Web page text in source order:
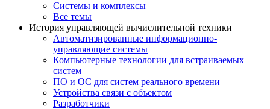
Системы и комплексы
Все темы
История управляющей вычислительной техники
Автоматизированные информационно-
управляющие системы
Компьютерные технологии для встраиваемых
систем
ПО и ОС для систем реального времени
Устройства связи с объектом
Разработчики